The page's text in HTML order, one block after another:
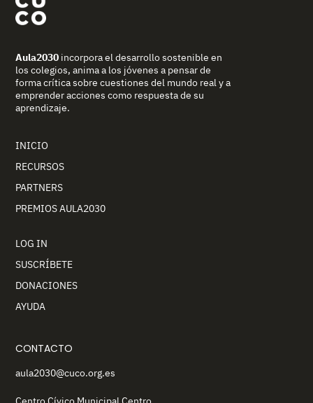
Aula2030 incorpora el desarrollo sostenible en
los colegios, anima a los jóvenes a pensar de
forma crítica sobre cuestiones del mundo real y a
emprender acciones como respuesta de su
aprendizaje.
INICIO
RECURSOS
PARTNERS
PREMIOS AULA2030
LOG IN
SUSCRÍBETE
DONACIONES
AYUDA
CONTACTO
aula2030@cuco.org.es